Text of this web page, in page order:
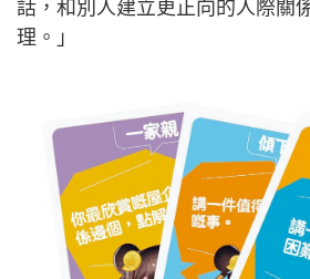
話，和別人建立更正向的人際關
理。」